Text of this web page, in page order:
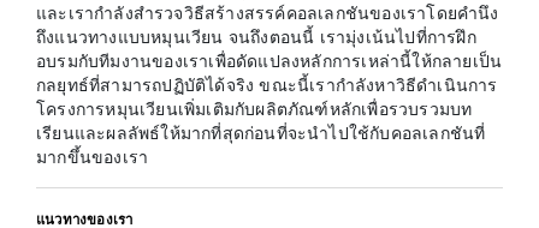
และเรากำลังสำรวจวิธีสร้างสรรค์คอลเลกชันของเราโดยคำนึง
ถึงแนวทางแบบหมุนเวียน จนถึงตอนนี้ เรามุ่งเน้นไปที่การฝึก
อบรมกับทีมงานของเราเพื่อดัดแปลงหลักการเหล่านี้ให้กลายเป็น
กลยุทธ์ที่สามารถปฏิบัติได้จริง ขณะนี้เรากำลังหาวิธีดำเนินการ
โครงการหมุนเวียนเพิ่มเติมกับผลิตภัณฑ์หลักเพื่อรวบรวมบท
เรียนและผลลัพธ์ให้มากที่สุดก่อนที่จะนำไปใช้กับคอลเลกชันที่
มากขึ้นของเรา
แนวทางของเรา